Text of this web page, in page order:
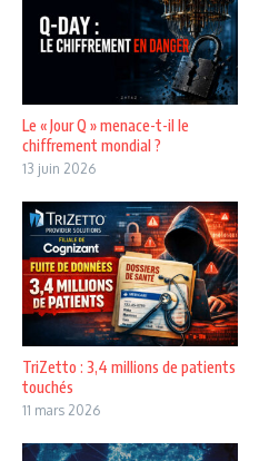
Le « Jour Q » menace-t-il le
chiffrement mondial ?
13 juin 2026
TriZetto : 3,4 millions de patients
touchés
11 mars 2026